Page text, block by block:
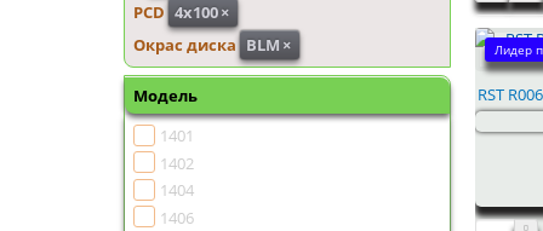
PCD 4x100×
Окрас диска BLM ×
Модель
1401
1402
1404
1406
Лидер
RST